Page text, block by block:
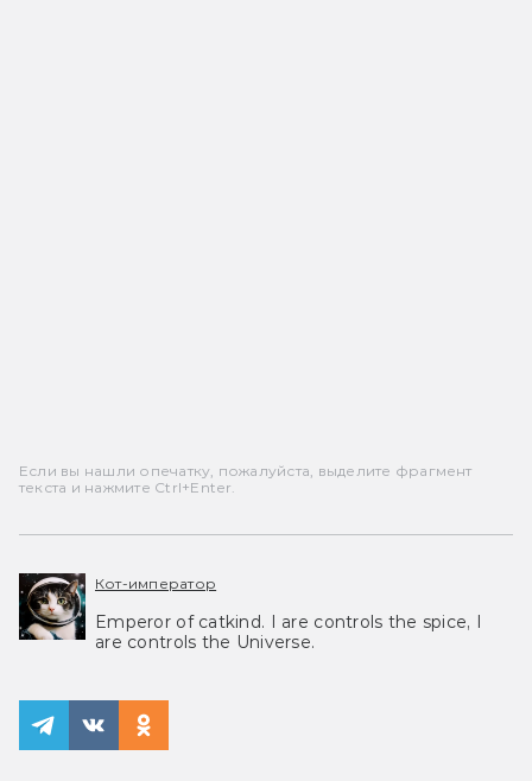
Если вы нашли опечатку, пожалуйста, выделите фрагмент
текста и нажмите Ctrl+Enter.
Кот-император
Emperor of catkind. I are controls the spice, I
are controls the Universe.